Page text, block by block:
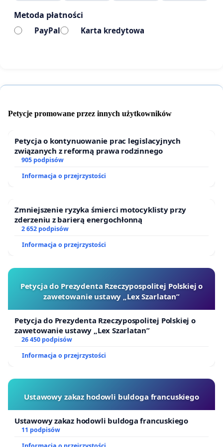
rekrutacji nie szanuje człowieka, to nie jest to rynek
pracy, lecz cyfrowy wyzysk czasu.
ogromnym stażem zawodowym, które popierają tę
letnim stażem, pisze wprost: „Około 30% ogłoszeń
to darmowa reklama firmy, a nie oferta o pracę”.
Pani Irena walczyła z dyskryminacją na rynku pracy
To dowodzi, że profesjonalny ghosting i
lekceważenie kandydatów to nie tylko problem
Nie możemy pozwolić na marnowanie czasu i
godności tysięcy ludzi.
Metoda płatności
PayPal Karta kredytowa
Petycje promowane przez innych użytkowników
Petycja o kontynuowanie prac legislacyjnych
związanych z reformą prawa rodzinnego
905 podpisów
Informacja o przejrzystości
Zmniejszenie ryzyka śmierci motocyklisty przy
zderzeniu z barierą energochłonną
2 652 podpisów
Informacja o przejrzystości
Petycja do Prezydenta Rzeczypospolitej Polskiej o
zawetowanie ustawy „Lex Szarlatan”
Petycja do Prezydenta Rzeczypospolitej Polskiej o
zawetowanie ustawy „Lex Szarlatan”
26 450 podpisów
Informacja o przejrzystości
Ustawowy zakaz hodowli buldoga francuskiego
Ustawowy zakaz hodowli buldoga francuskiego
11 podpisów